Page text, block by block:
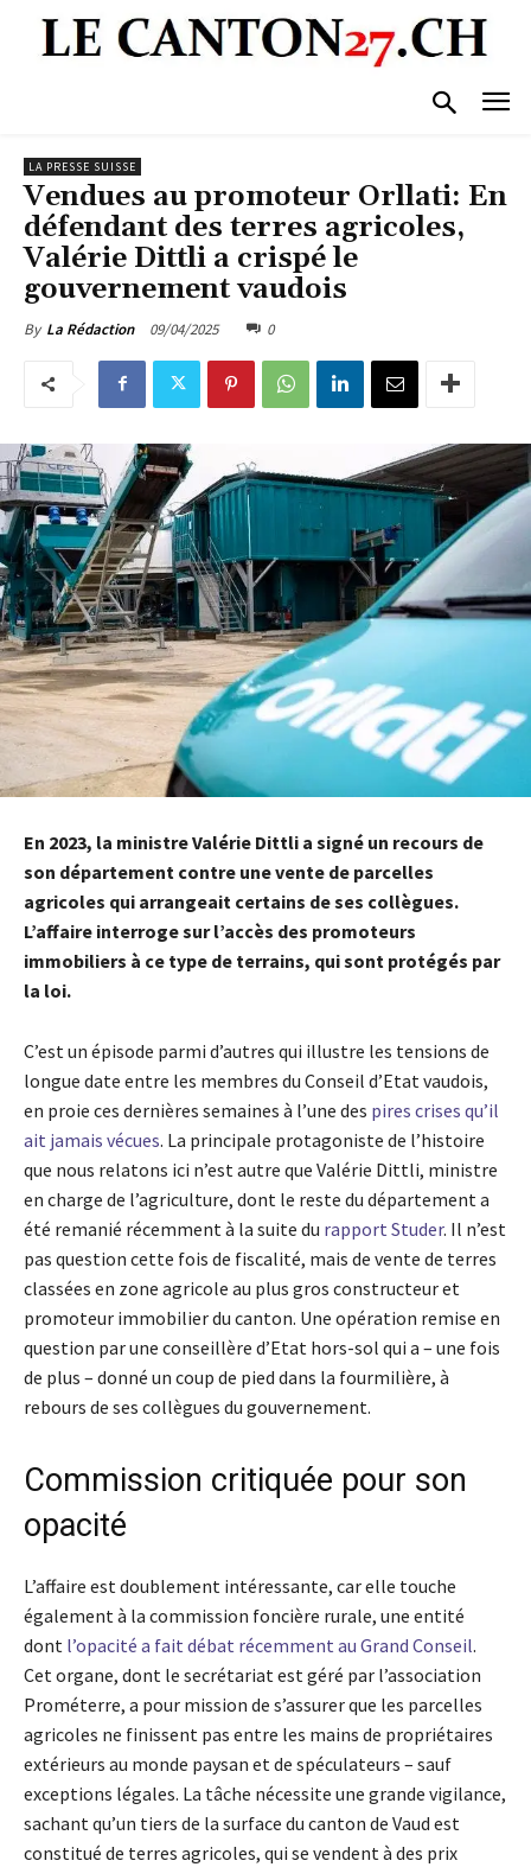
LA PRESSE SUISSE
Vendues au promoteur Orllati: En
défendant des terres agricoles,
Valérie Dittli a crispé le
gouvernement vaudois
By La Rédaction 09/04/2025 0
En 2023, la ministre Valérie Dittli a signé un recours de
son département contre une vente de parcelles
agricoles qui arrangeait certains de ses collègues.
L’affaire interroge sur l’accès des promoteurs
immobiliers à ce type de terrains, qui sont protégés par
la loi.
C’est un épisode parmi d’autres qui illustre les tensions de
longue date entre les membres du Conseil d’Etat vaudois,
en proie ces dernières semaines à l’une des pires crises qu’il
ait jamais vécues. La principale protagoniste de l’histoire
que nous relatons ici n’est autre que Valérie Dittli, ministre
en charge de l’agriculture, dont le reste du département a
été remanié récemment à la suite du rapport Studer. Il n’est
pas question cette fois de fiscalité, mais de vente de terres
classées en zone agricole au plus gros constructeur et
promoteur immobilier du canton. Une opération remise en
question par une conseillère d’Etat hors-sol qui a – une fois
de plus – donné un coup de pied dans la fourmilière, à
rebours de ses collègues du gouvernement.
Commission critiquée pour son
opacité
L’affaire est doublement intéressante, car elle touche
également à la commission foncière rurale, une entité
dont l’opacité a fait débat récemment au Grand Conseil.
Cet organe, dont le secrétariat est géré par l’association
Prométerre, a pour mission de s’assurer que les parcelles
agricoles ne finissent pas entre les mains de propriétaires
extérieurs au monde paysan et de spéculateurs – sauf
exceptions légales. La tâche nécessite une grande vigilance,
sachant qu’un tiers de la surface du canton de Vaud est
constitué de terres agricoles, qui se vendent à des prix